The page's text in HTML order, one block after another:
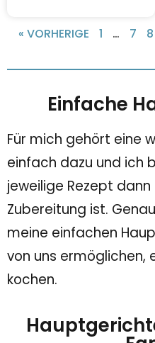
« VORHERIGE 1 … 7 8
Einfache
Für mich gehört eine
einfach dazu und ich
jeweilige Rezept
Zubereitung ist.
meine einfachen
von uns ermöglichen,
kochen.